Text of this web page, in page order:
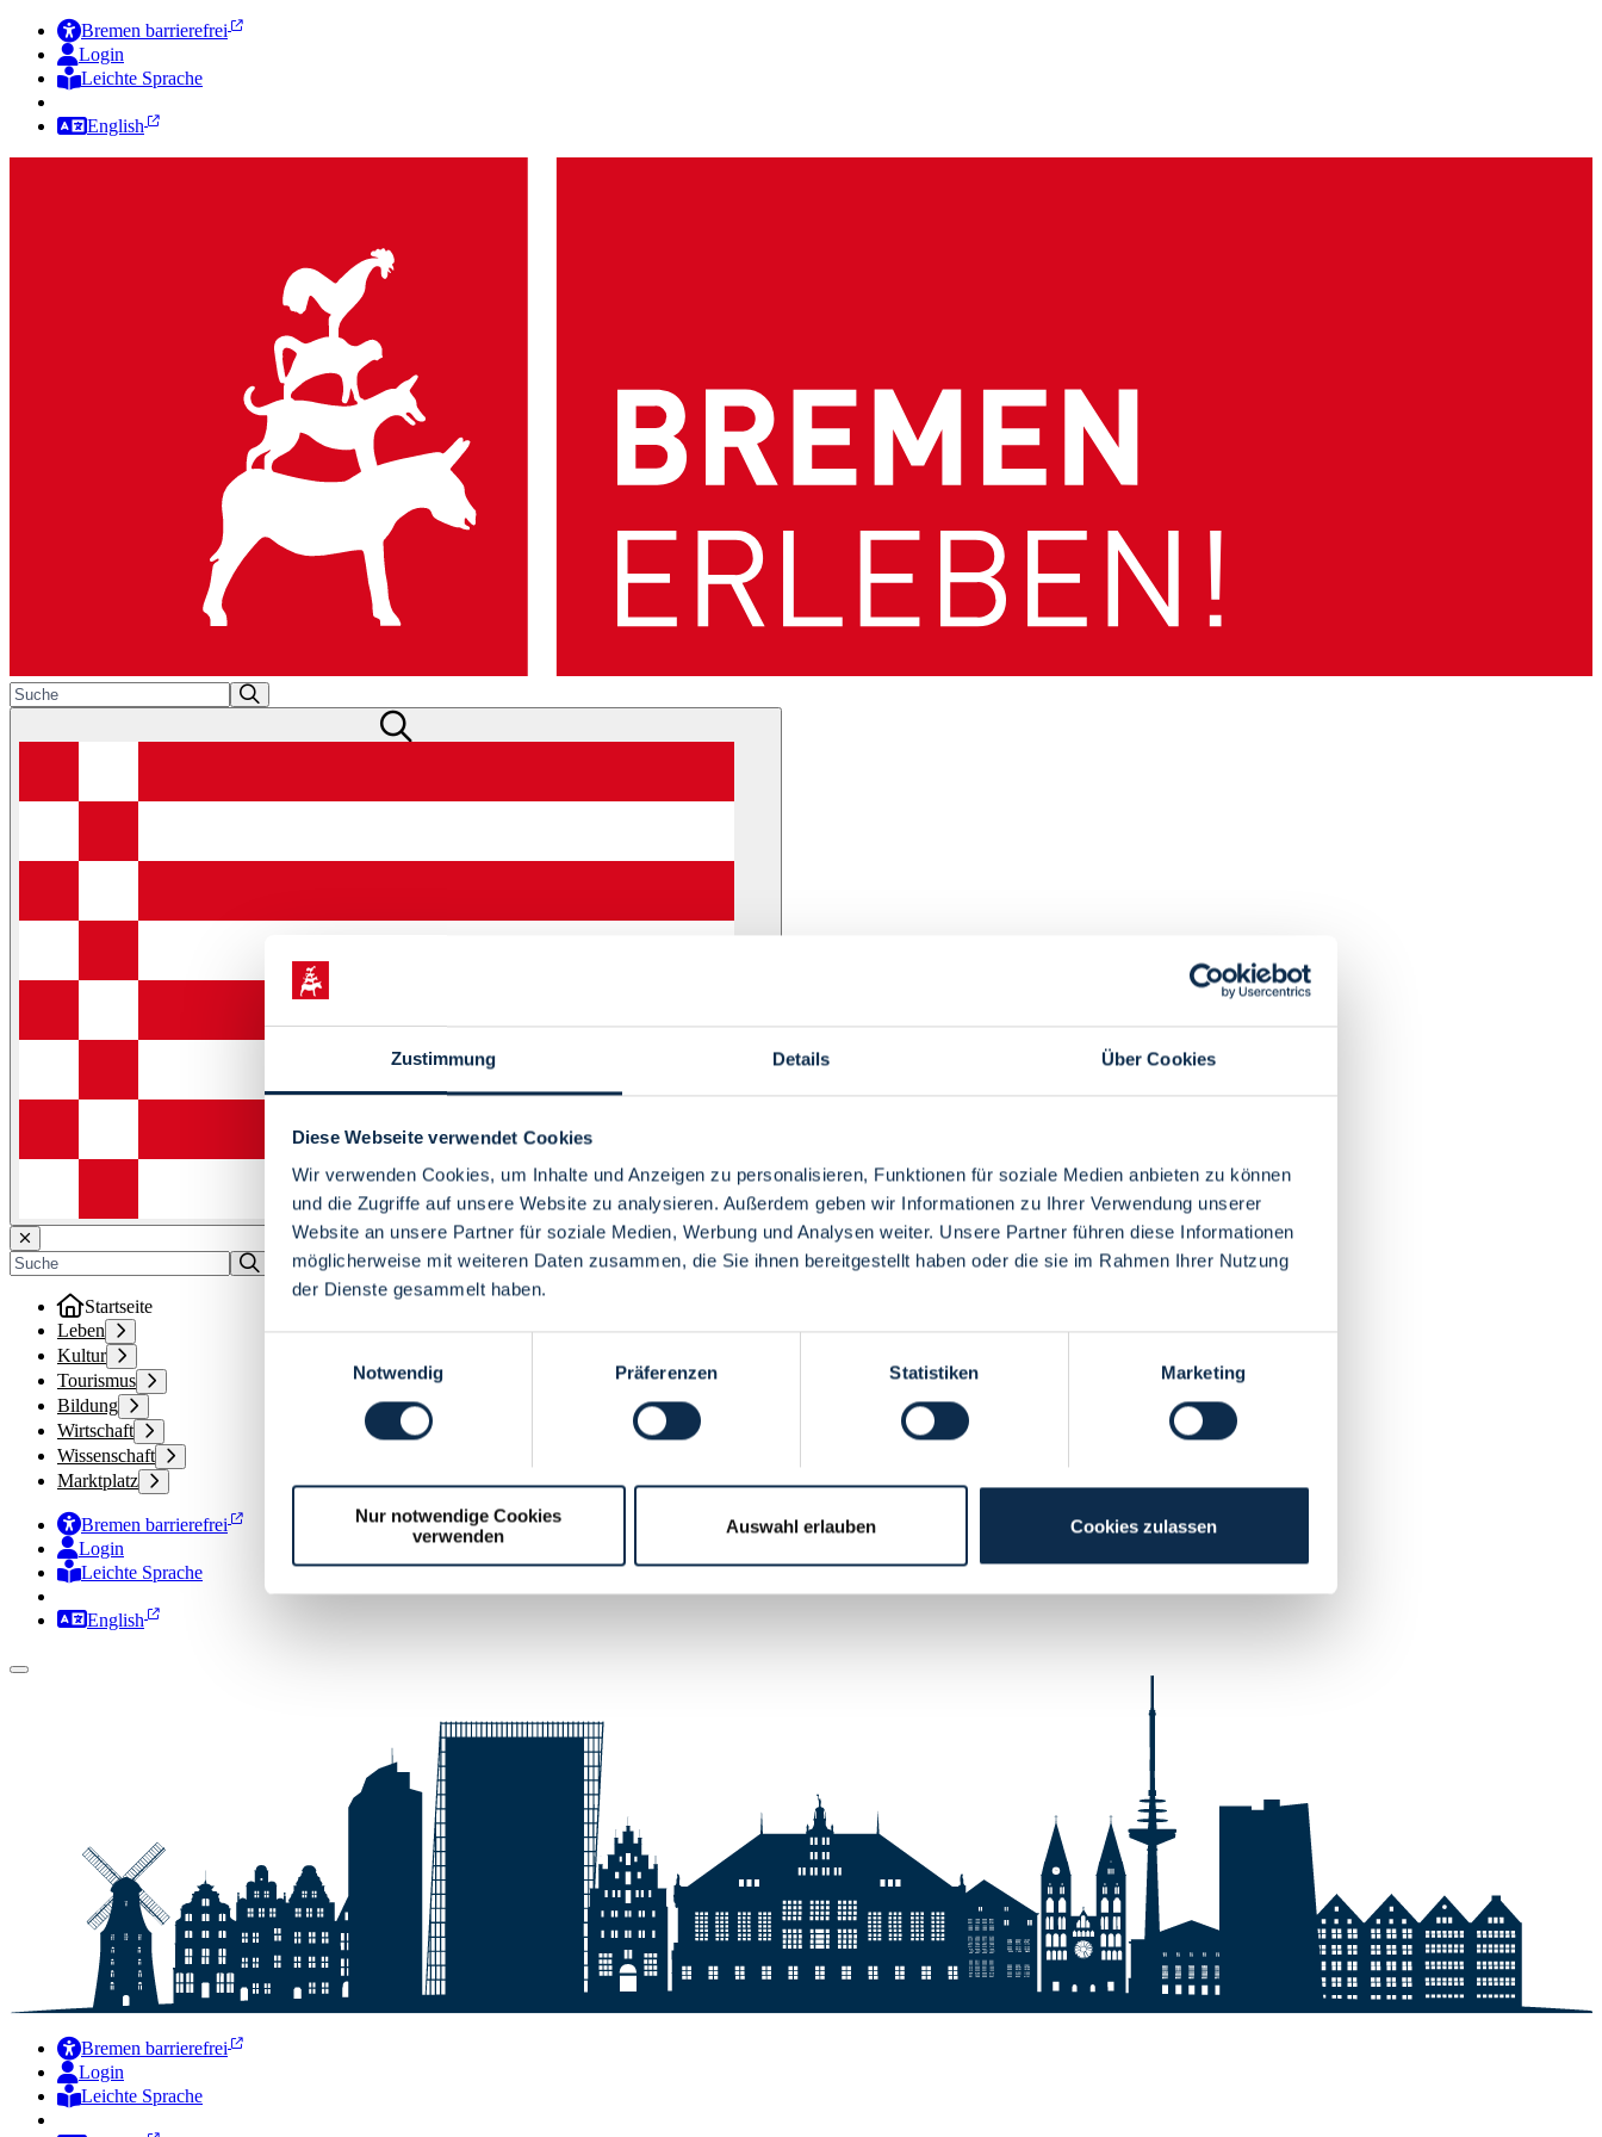
Zustimmung Details Über Cookies
Diese Webseite verwendet Cookies
Wir verwenden Cookies, um Inhalte und Anzeigen zu personalisieren, Funktionen für soziale Medien anbieten zu können
und die Zugriffe auf unsere Website zu analysieren. Außerdem geben wir Informationen zu Ihrer Verwendung unserer
Website an unsere Partner für soziale Medien, Werbung und Analysen weiter. Unsere Partner führen diese Informationen
möglicherweise mit weiteren Daten zusammen, die Sie ihnen bereitgestellt haben oder die sie im Rahmen Ihrer Nutzung
der Dienste gesammelt haben.
Notwendig
Präferenzen Statistiken Marketing
Nur notwendige Cookies
verwenden
Auswahl erlauben Cookies zulassen
Bremen barrierefrei
Login
Leichte Sprache
English
Menü
Startseite
Leben
Kultur
Tourismus
Bildung
Wirtschaft
Wissenschaft
Marktplatz
Bremen barrierefrei
Login
Leichte Sprache
Zur Deutschen Gebärdensprache
English
Bremen barrierefrei
Login
Leichte Sprache